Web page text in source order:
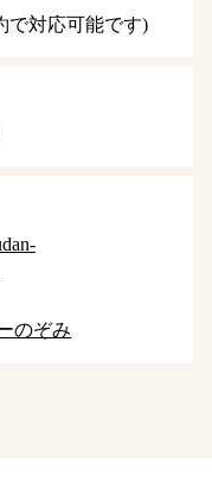
で対応可能です)
のぞみ